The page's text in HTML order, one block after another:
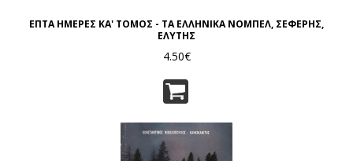
ΕΠΤΑ ΗΜΕΡΕΣ ΚΑ' ΤΟΜΟΣ - ΤΑ ΕΛΛΗΝΙΚΑ ΝΟΜΠΕΛ, ΣΕΦΕΡΗΣ,
ΕΛΥΤΗΣ
4.50€